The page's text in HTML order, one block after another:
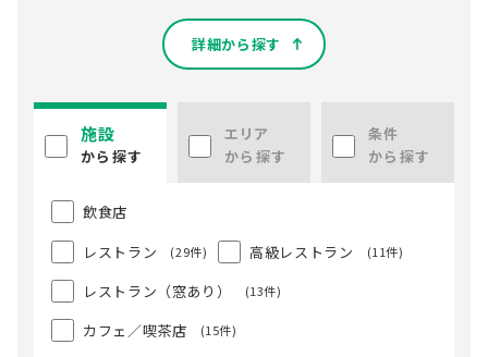
詳細から探す
施設
から探す
エリア
から探す
条件
から探す
飲食店
レストラン
(29件) 高級レストラン (11件)
レストラン（窓あり） (13件)
カフェ／喫茶店 (15件)